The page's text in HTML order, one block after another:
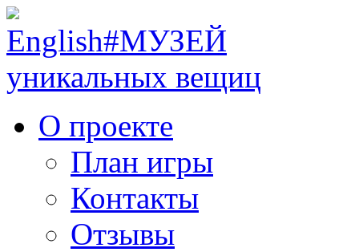
English#МУЗЕЙ
уникальных вещиц
О проекте
План игры
Контакты
Отзывы